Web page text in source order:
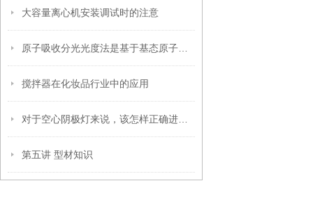
大容量离心机安装调试时的注意
搅拌器在化妆品行业中的应用
第五讲 型材知识